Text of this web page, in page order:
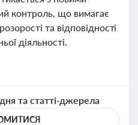
контроль, що вимагає
та відповідності
діяльності.
та статті-джерела